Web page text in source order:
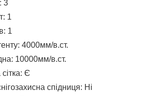
3
1
1
тенту: 4000мм/в.ст.
10000мм/в.ст.
Є
спідниця: Ні